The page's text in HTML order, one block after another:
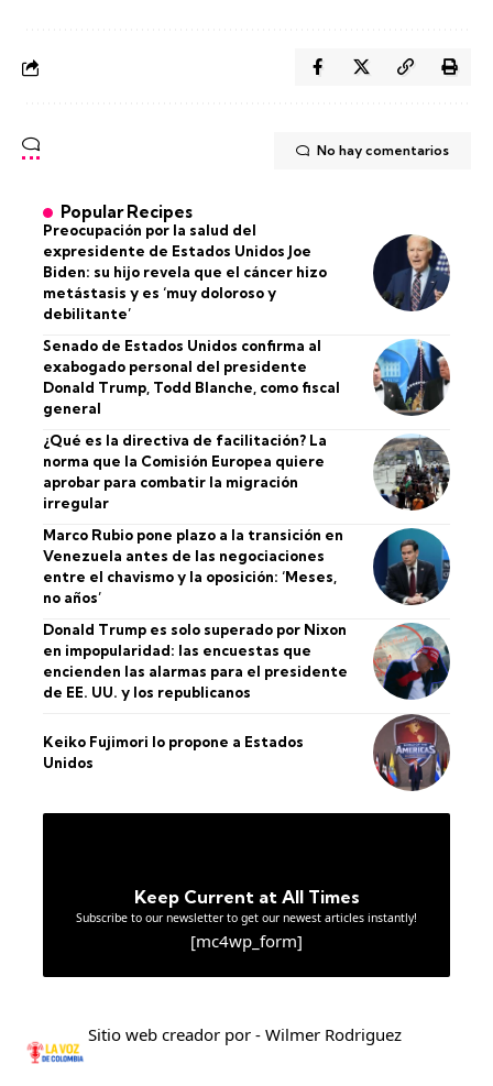
No hay comentarios
Popular Recipes
Preocupación por la salud del
expresidente de Estados Unidos Joe
Biden: su hijo revela que el cáncer hizo
metástasis y es ‘muy doloroso y
debilitante’
Senado de Estados Unidos confirma al
exabogado personal del presidente
Donald Trump, Todd Blanche, como fiscal
general
¿Qué es la directiva de facilitación? La
norma que la Comisión Europea quiere
aprobar para combatir la migración
irregular
Marco Rubio pone plazo a la transición en
Venezuela antes de las negociaciones
entre el chavismo y la oposición: ‘Meses,
no años’
Donald Trump es solo superado por Nixon
en impopularidad: las encuestas que
encienden las alarmas para el presidente
de EE. UU. y los republicanos
Keiko Fujimori lo propone a Estados
Unidos
Keep Current at All Times
Subscribe to our newsletter to get our newest articles instantly!
[mc4wp_form]
Sitio web creador por - Wilmer Rodriguez